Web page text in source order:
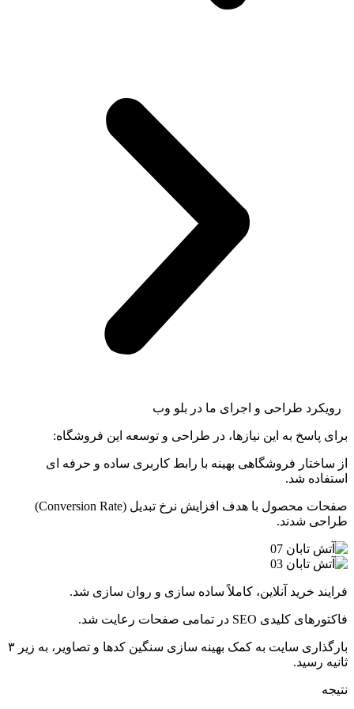
رویکرد طراحی و اجرای ما در بلو وب
برای پاسخ به این نیازها، در طراحی و توسعه این فروشگاه:
از ساختار فروشگاهی بهینه با رابط کاربری ساده و حرفه ای
استفاده شد.
صفحات محصول با هدف افزایش نرخ تبدیل (Conversion Rate)
طراحی شدند.
فرایند خرید آنلاین، کاملاً ساده سازی و روان سازی شد.
فاکتورهای کلیدی SEO در تمامی صفحات رعایت شد.
بارگذاری سایت به کمک بهینه سازی سنگین کدها و تصاویر، به زیر ۳
ثانیه رسید.
نتیجه